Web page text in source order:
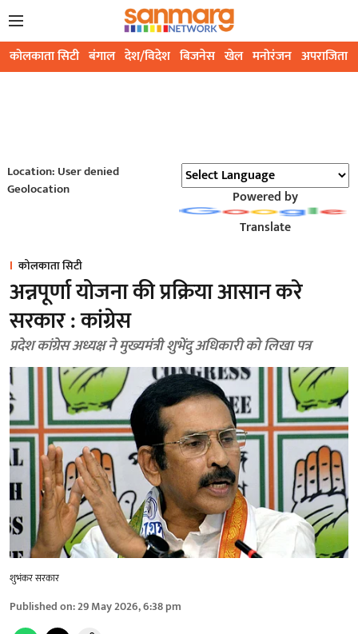
कोलकाता सिटी बंगाल देश/विदेश बिजनेस खेल मनोरंजन अपराजिता
Location: User denied
Geolocation
Powered by
Translate
कोलकाता सिटी
अन्नपूर्णा योजना की प्रक्रिया आसान करे
सरकार : कांग्रेस
प्रदेश कांग्रेस अध्यक्ष ने मुख्यमंत्री शुभेंदु अधिकारी को लिखा पत्र
शुभंकर सरकार
Published on:29 May 2026, 6:38 pm